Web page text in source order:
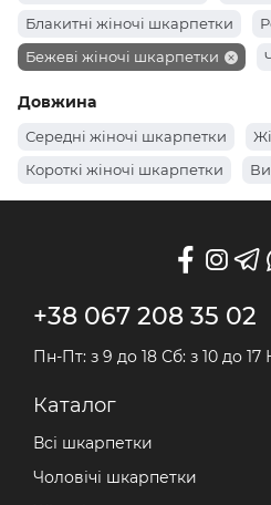
Блакитні жіночі шкарпетки
Бежеві жіночі шкарпетки
Довжина
Середні жіночі шкарпетки
Короткі жіночі шкарпетки
+38 067 208 35 02
Пн-Пт: з 9 до 18 Сб: з 10 до 17
Каталог
Всі шкарпетки
Чоловічі шкарпетки